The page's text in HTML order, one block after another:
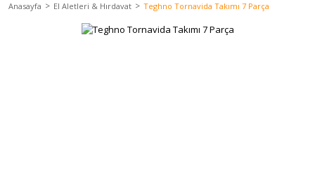
Anasayfa El Aletleri & Hırdavat Teghno Tornavida Takımı 7 Parça